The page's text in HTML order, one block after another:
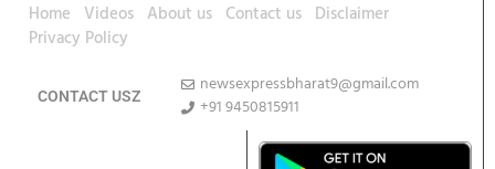
Home Videos About us Contact us Disclaimer
Privacy Policy
CONTACT USZ
newsexpressbharat9@gmail.com
+91 9450815911